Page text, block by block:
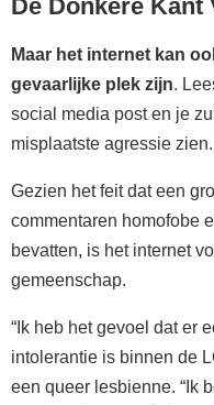
De Donkere Kant
Maar het internet kan
gevaarlijke plek zijn.
social media post en je
misplaatste agressie zien.
Gezien het feit dat een
commentaren homofobe
bevatten, is het internet
gemeenschap.
“Ik heb het gevoel dat er
intolerantie is binnen de
een queer lesbienne. “Ik